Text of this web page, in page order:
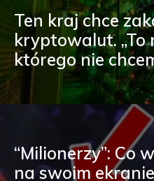
Ten kraj chce
kryptowalut. „To
którego nie
“Milionerzy”: Co
na swoim